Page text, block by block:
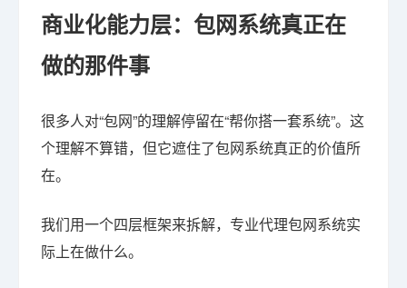
商业化能力层：包网系统真正在
做的那件事
很多人对“包网”的理解停留在“帮你搭一套系统”。这
个理解不算错，但它遮住了包网系统真正的价值所
在。
我们用一个四层框架来拆解，专业代理包网系统实
际上在做什么。